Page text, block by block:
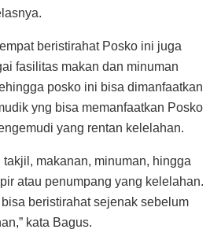
beristirahat Posko ini juga
fasilitas makan dan minuman
posko ini bisa dimanfaatkan
yng bisa memanfaatkan Posko
yang rentan kelelahan.
makanan, minuman, hingga
atau penumpang yang kelelahan.
beristirahat sejenak sebelum
kata Bagus.